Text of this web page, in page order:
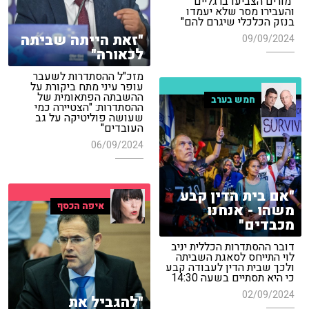
והעבירו מסר שלא יעמדו
בנזק הכלכלי שיגרם להם"
09/09/2024 "זאת הייתה שביתה
לכאורה"
מזכ"ל ההסתדרות לשעבר
עופר עיני מתח ביקורת על
ההשבתה הפתאומית של
ההסתדרות: "הצטיירה כמי
שעושה פוליטיקה על גב
העובדים"
06/09/2024
חמש בערב
"אם בית הדין קבע
משהו - אנחנו
מכבדים"
דובר ההסתדרות הכללית יניב
לוי התייחס לסאגת השביתה
ולכך שבית הדין לעבודה קבע
כי היא תסתיים בשעה 14:30
02/09/2024
איפה הכסף
"להגביל את